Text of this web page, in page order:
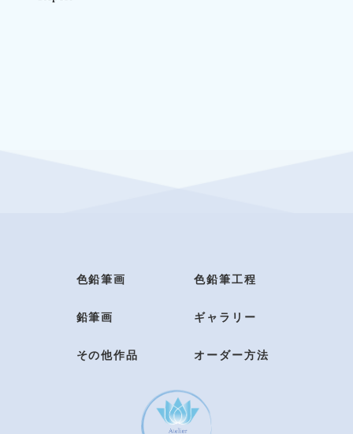
色鉛筆画
鉛筆画
その他作品
色鉛筆工程
ギャラリー
オーダー方法